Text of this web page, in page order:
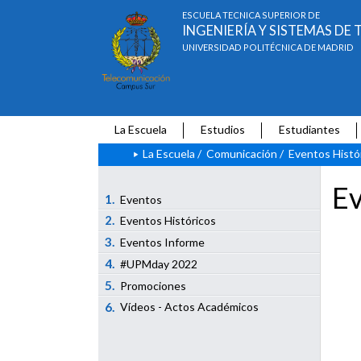
ESCUELA TÉCNICA SUPERIOR DE
INGENIERÍA Y SISTEMAS
UNIVERSIDAD POLITÉCNICA DE MADRID
La Escuela Estudios
Estudiantes
La Escuela / Comunicación / Eventos
1. Eventos
2. Eventos Históricos
3. Eventos Informe
4. #UPMday 2022
5. Promociones
6. Vídeos - Actos Académicos